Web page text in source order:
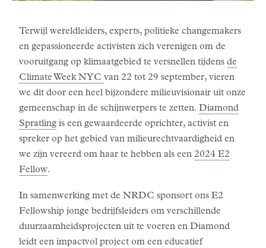
Terwijl wereldleiders, experts, politieke changemakers
en gepassioneerde activisten zich verenigen om de
vooruitgang op klimaatgebied te versnellen tijdens de
Climate Week NYC van 22 tot 29 september, vieren
we dit door een heel bijzondere milieuvisionair uit onze
gemeenschap in de schijnwerpers te zetten. Diamond
Spratling is een gewaardeerde oprichter, activist en
spreker op het gebied van milieurechtvaardigheid en
we zijn vereerd om haar te hebben als een 2024 E2
Fellow.
In samenwerking met de NRDC sponsort ons E2
Fellowship jonge bedrijfsleiders om verschillende
duurzaamheidsprojecten uit te voeren en Diamond
leidt een impactvol project om een educatief